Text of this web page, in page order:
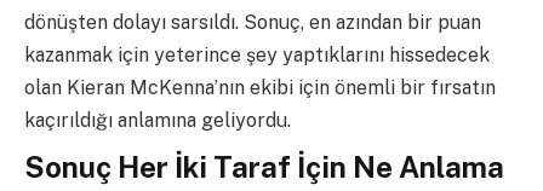
dönüşten dolayı sarsıldı. Sonuç, en azından bir puan
kazanmak için yeterince şey yaptıklarını hissedecek
olan Kieran McKenna’nın ekibi için önemli bir fırsatın
kaçırıldığı anlamına geliyordu.
Sonuç Her İki Taraf İçin Ne Anlama